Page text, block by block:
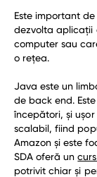
Este important
dezvolta aplicații
computer sau
o rețea.
Java este un
de back end.
începători, și
scalabil, fiind
Amazon și este
SDA oferă un
potrivit chiar și